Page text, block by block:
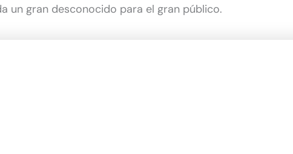
un gran desconocido para el gran público.